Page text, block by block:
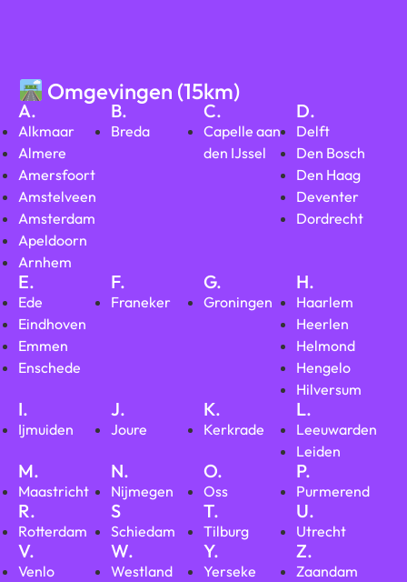
Omgevingen (15km)
A.
Alkmaar
Almere
Amersfoort
Amstelveen
Amsterdam
Apeldoorn
Arnhem
B.
Breda
C.
Capelle aan
den IJssel
D.
Delft
Den Bosch
Den Haag
Deventer
Dordrecht
E.
Ede
Eindhoven
Emmen
Enschede
F.
Franeker
G.
Groningen
H.
Haarlem
Heerlen
Helmond
Hengelo
Hilversum
I.
Ijmuiden
J.
Joure
K.
Kerkrade
L.
Leeuwarden
Leiden
M.
Maastricht
N.
Nijmegen
O.
Oss
P.
Purmerend
R.
Rotterdam
S
Schiedam
T.
Tilburg
U.
Utrecht
V.
Venlo
W.
Westland
Y.
Yerseke
Z.
Zaandam